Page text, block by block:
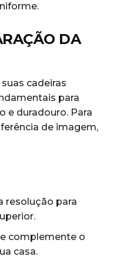
DA
cadeiras
‍para‌
e duradouro. Para
de imagem,
resolução para
complemente o
⁤casa.